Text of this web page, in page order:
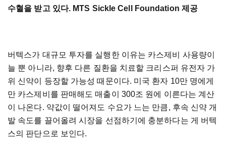
수혈을 받고 있다. MTS Sickle Cell Foundation 제공
버텍스가 대규모 투자를 실행한 이유는 카스제비 사용량이
늘 뿐 아니라, 향후 다른 질환을 치료할 크리스퍼 유전자 가
위 신약이 등장할 가능성 때문이다. 미국 환자 10만 명에게
만 카스제비를 판매해도 매출이 300조 원에 이른다는 계산
이 나온다. 약값이 떨어져도 수요가 느는 만큼, 후속 신약 개
발 속도를 끌어올려 시장을 선점하기에 충분하다는 게 버텍
스의 판단으로 보인다.